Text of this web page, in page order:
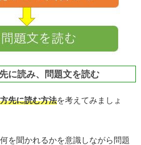
に読み、問題文を読む
先に読む方法を考えてみましょ
を聞かれるかを意識しながら問題